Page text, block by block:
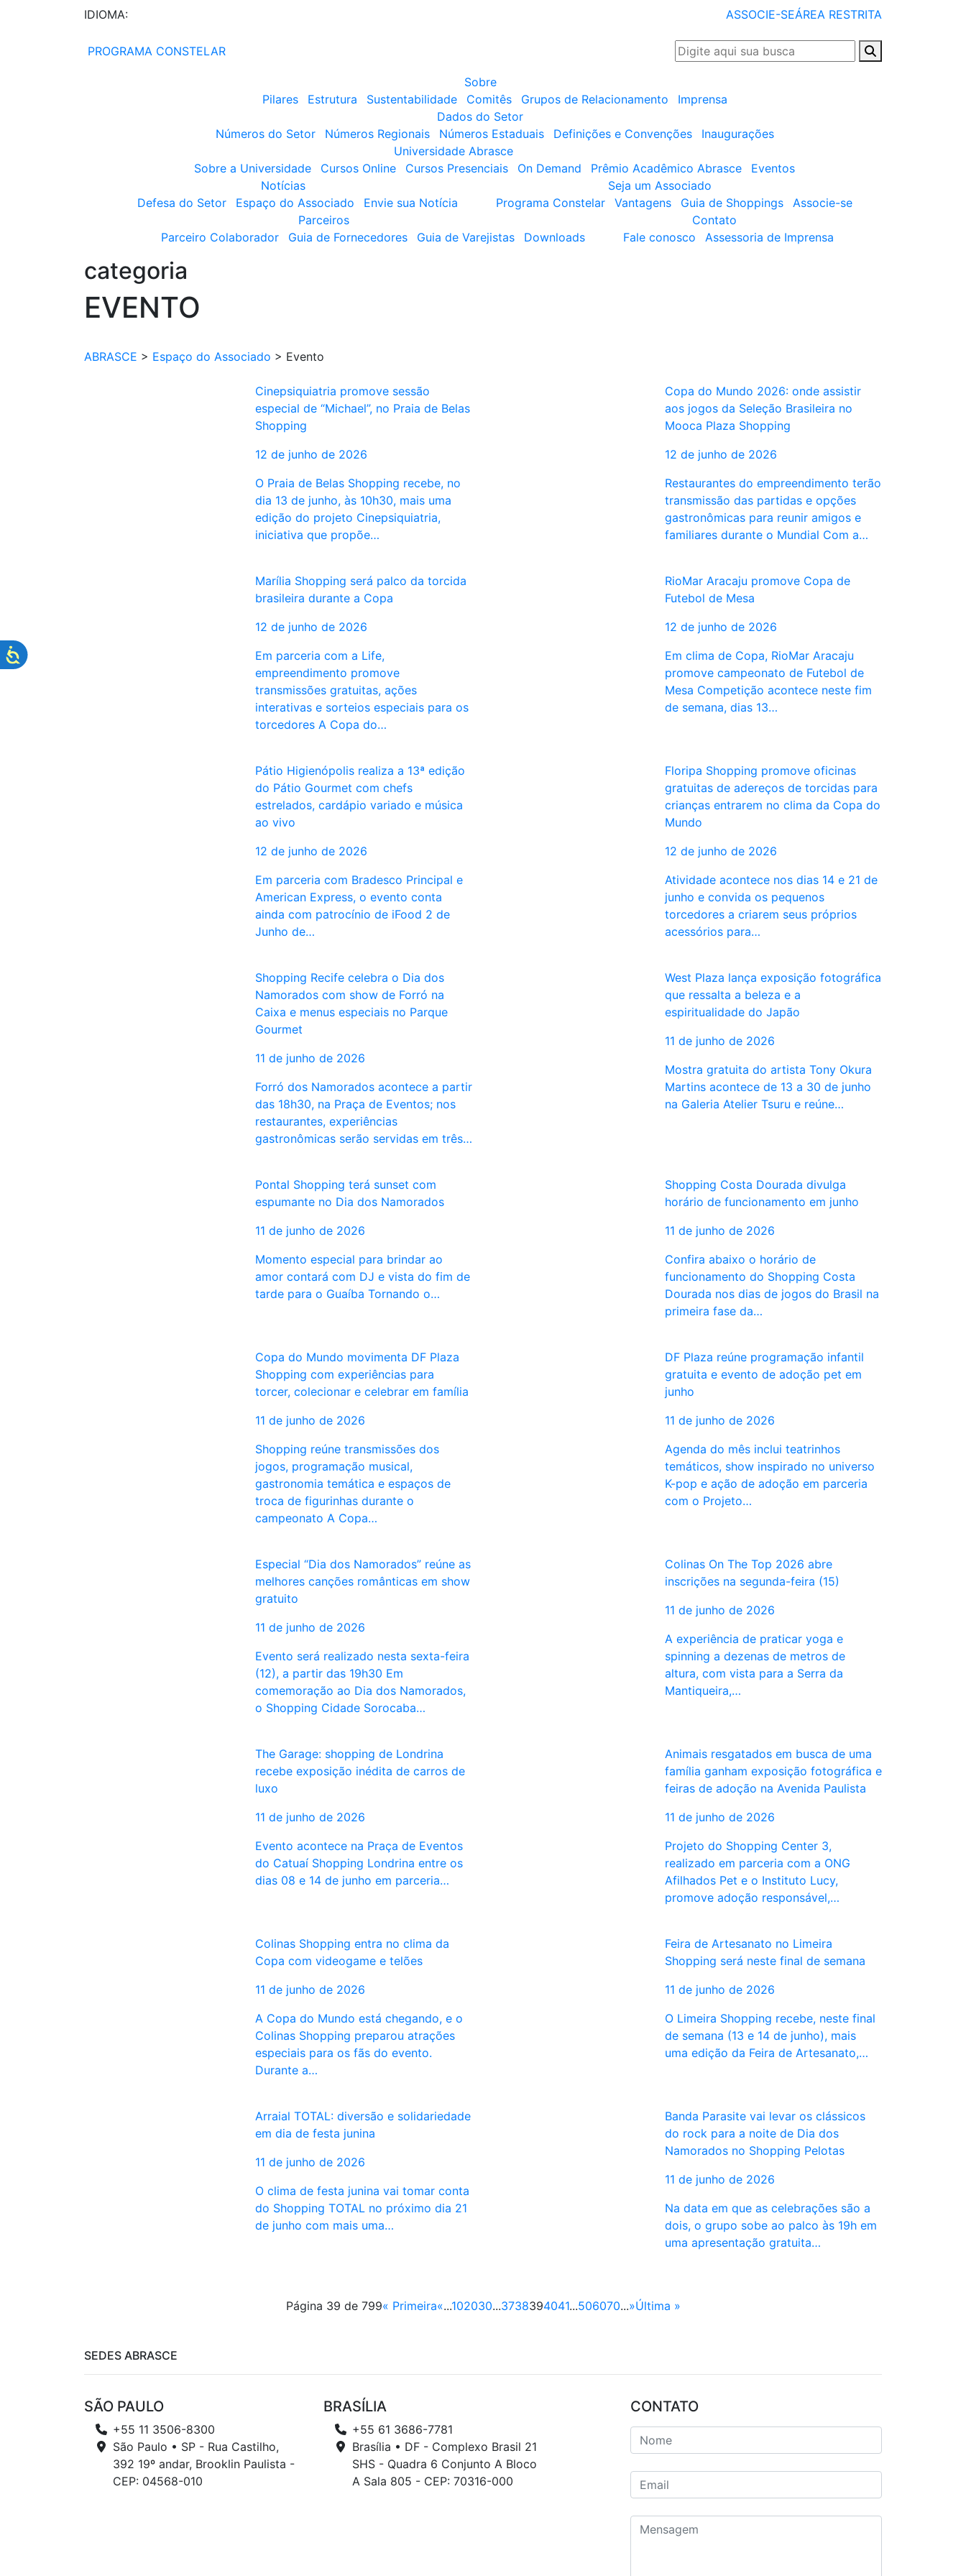
IDIOMA: ASSOCIE-SEÁREA RESTRITA
PROGRAMA CONSTELAR
Sobre
Pilares
Estrutura Sustentabilidade Comitês Grupos de Relacionamento
Imprensa
Dados do Setor
Números do Setor
Números Regionais Números Estaduais Definições e Convenções
Inaugurações
Universidade Abrasce
Sobre a Universidade
Cursos Online Cursos Presenciais On Demand Prêmio Acadêmico Abrasce
Eventos
Notícias
Defesa do Setor
Espaço do Associado Envie sua Notícia
Seja um Associado
Programa Constelar
Vantagens Guia de Shoppings
Associe-se
Parceiros
Parceiro Colaborador
Guia de Fornecedores Guia de Varejistas Downloads
Contato
Fale conosco
Assessoria de Imprensa
categoria
EVENTO
ABRASCE > Espaço do Associado > Evento
Cinepsiquiatria promove sessão
especial de “Michael”, no Praia de Belas
Shopping
12 de junho de 2026
O Praia de Belas Shopping recebe, no
dia 13 de junho, às 10h30, mais uma
edição do projeto Cinepsiquiatria,
iniciativa que propõe…
Copa do Mundo 2026: onde assistir
aos jogos da Seleção Brasileira no
Mooca Plaza Shopping
12 de junho de 2026
Restaurantes do empreendimento terão
transmissão das partidas e opções
gastronômicas para reunir amigos e
familiares durante o Mundial Com a…
Marília Shopping será palco da torcida
brasileira durante a Copa
12 de junho de 2026
Em parceria com a Life,
empreendimento promove
transmissões gratuitas, ações
interativas e sorteios especiais para os
torcedores A Copa do…
RioMar Aracaju promove Copa de
Futebol de Mesa
12 de junho de 2026
Em clima de Copa, RioMar Aracaju
promove campeonato de Futebol de
Mesa Competição acontece neste fim
de semana, dias 13…
Pátio Higienópolis realiza a 13ª edição
do Pátio Gourmet com chefs
estrelados, cardápio variado e música
ao vivo
12 de junho de 2026
Em parceria com Bradesco Principal e
American Express, o evento conta
ainda com patrocínio de iFood 2 de
Junho de…
Floripa Shopping promove oficinas
gratuitas de adereços de torcidas para
crianças entrarem no clima da Copa do
Mundo
12 de junho de 2026
Atividade acontece nos dias 14 e 21 de
junho e convida os pequenos
torcedores a criarem seus próprios
acessórios para…
Shopping Recife celebra o Dia dos
Namorados com show de Forró na
Caixa e menus especiais no Parque
Gourmet
11 de junho de 2026
Forró dos Namorados acontece a partir
das 18h30, na Praça de Eventos; nos
restaurantes, experiências
gastronômicas serão servidas em três…
West Plaza lança exposição fotográfica
que ressalta a beleza e a
espiritualidade do Japão
11 de junho de 2026
Mostra gratuita do artista Tony Okura
Martins acontece de 13 a 30 de junho
na Galeria Atelier Tsuru e reúne…
Pontal Shopping terá sunset com
espumante no Dia dos Namorados
11 de junho de 2026
Momento especial para brindar ao
amor contará com DJ e vista do fim de
tarde para o Guaíba Tornando o…
Shopping Costa Dourada divulga
horário de funcionamento em junho
11 de junho de 2026
Confira abaixo o horário de
funcionamento do Shopping Costa
Dourada nos dias de jogos do Brasil na
primeira fase da…
Copa do Mundo movimenta DF Plaza
Shopping com experiências para
torcer, colecionar e celebrar em família
11 de junho de 2026
Shopping reúne transmissões dos
jogos, programação musical,
gastronomia temática e espaços de
troca de figurinhas durante o
campeonato A Copa…
DF Plaza reúne programação infantil
gratuita e evento de adoção pet em
junho
11 de junho de 2026
Agenda do mês inclui teatrinhos
temáticos, show inspirado no universo
K-pop e ação de adoção em parceria
com o Projeto…
Especial “Dia dos Namorados” reúne as
melhores canções românticas em show
gratuito
11 de junho de 2026
Evento será realizado nesta sexta-feira
(12), a partir das 19h30 Em
comemoração ao Dia dos Namorados,
o Shopping Cidade Sorocaba…
Colinas On The Top 2026 abre
inscrições na segunda-feira (15)
11 de junho de 2026
A experiência de praticar yoga e
spinning a dezenas de metros de
altura, com vista para a Serra da
Mantiqueira,…
The Garage: shopping de Londrina
recebe exposição inédita de carros de
luxo
11 de junho de 2026
Evento acontece na Praça de Eventos
do Catuaí Shopping Londrina entre os
dias 08 e 14 de junho em parceria…
Animais resgatados em busca de uma
família ganham exposição fotográfica e
feiras de adoção na Avenida Paulista
11 de junho de 2026
Projeto do Shopping Center 3,
realizado em parceria com a ONG
Afilhados Pet e o Instituto Lucy,
promove adoção responsável,…
Colinas Shopping entra no clima da
Copa com videogame e telões
11 de junho de 2026
A Copa do Mundo está chegando, e o
Colinas Shopping preparou atrações
especiais para os fãs do evento.
Durante a…
Feira de Artesanato no Limeira
Shopping será neste final de semana
11 de junho de 2026
O Limeira Shopping recebe, neste final
de semana (13 e 14 de junho), mais
uma edição da Feira de Artesanato,…
Arraial TOTAL: diversão e solidariedade
em dia de festa junina
11 de junho de 2026
O clima de festa junina vai tomar conta
do Shopping TOTAL no próximo dia 21
de junho com mais uma…
Banda Parasite vai levar os clássicos
do rock para a noite de Dia dos
Namorados no Shopping Pelotas
11 de junho de 2026
Na data em que as celebrações são a
dois, o grupo sobe ao palco às 19h em
uma apresentação gratuita…
Página 39 de 799« Primeira«...102030...3738394041...506070...»Última »
SEDES ABRASCE
SÃO PAULO
+55 11 3506-8300
São Paulo • SP - Rua Castilho,
392 19º andar, Brooklin Paulista -
CEP: 04568-010
BRASÍLIA
+55 61 3686-7781
Brasília • DF - Complexo Brasil 21
SHS - Quadra 6 Conjunto A Bloco
A Sala 805 - CEP: 70316-000
CONTATO